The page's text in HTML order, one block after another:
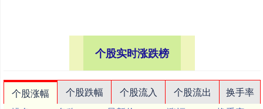
个股实时涨跌榜
个股涨幅 个股跌幅 个股流入 个股流出
换手率